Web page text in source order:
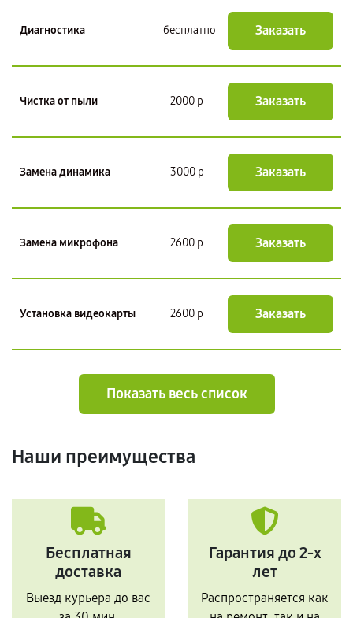
Диагностика бесплатно Заказать
Чистка от пыли 2000 р Заказать
Замена динамика 3000 р Заказать
Замена микрофона 2600 р Заказать
Установка видеокарты 2600 р Заказать
Показать весь список
Наши преимущества
Бесплатная
доставка
Выезд курьера до вас
Гарантия до 2-х
лет
Распространяется как